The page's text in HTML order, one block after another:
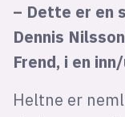
– Dette er en
Dennis
Frend, i en
Heltne er